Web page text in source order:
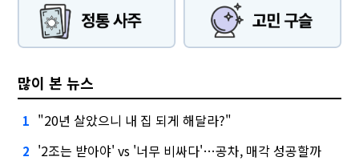
많이 본 뉴스
1 "20년 살았으니 내 집 되게 해달라?"
2 '2조는 받아야' vs '너무 비싸다'…공차, 매각 성공할까